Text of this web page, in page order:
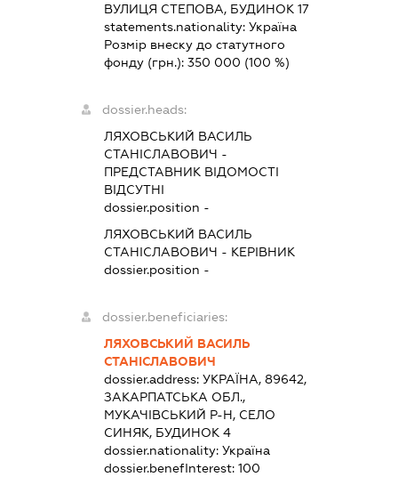
ВУЛИЦЯ СТЕПОВА, БУДИНОК 17
statements.nationality: Україна
Розмір внеску до статутного
фонду (грн.): 350 000 (100 %)
dossier.heads:
ЛЯХОВСЬКИЙ ВАСИЛЬ
СТАНІСЛАВОВИЧ -
ПРЕДСТАВНИК ВІДОМОСТІ
ВІДСУТНІ
dossier.position -
ЛЯХОВСЬКИЙ ВАСИЛЬ
СТАНІСЛАВОВИЧ - КЕРІВНИК
dossier.position -
dossier.beneficiaries:
ЛЯХОВСЬКИЙ ВАСИЛЬ
СТАНІСЛАВОВИЧ
dossier.address: УКРАЇНА, 89642,
ЗАКАРПАТСЬКА ОБЛ.,
МУКАЧІВСЬКИЙ Р-Н, СЕЛО
СИНЯК, БУДИНОК 4
dossier.nationality: Україна
dossier.benefInterest: 100